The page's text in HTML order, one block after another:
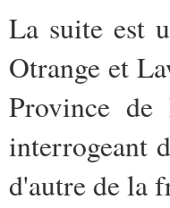
La suite est
Otrange et
Province
interrogeant
d'autre de la